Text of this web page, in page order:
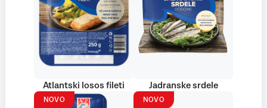
Atlantski losos fileti Jadranske srdele
NOVO NOVO